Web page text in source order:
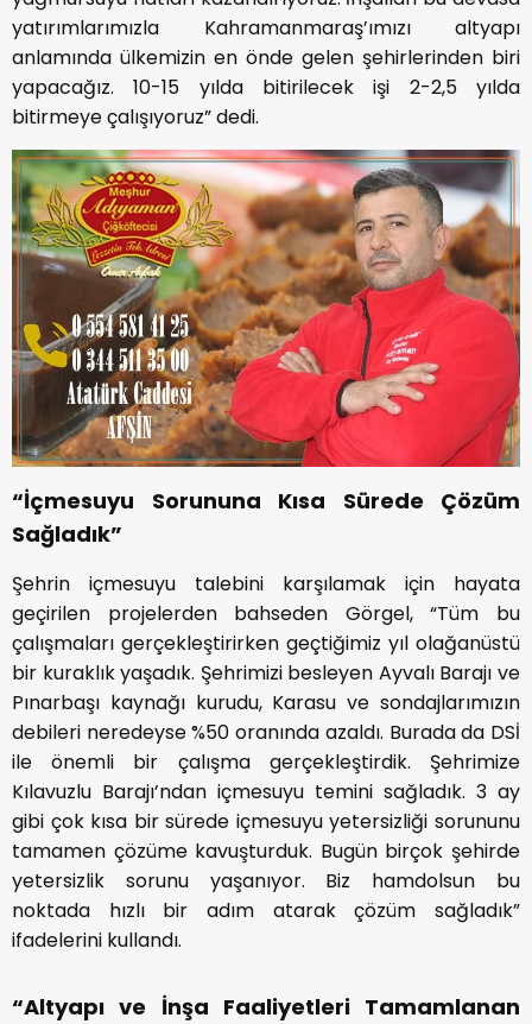
yatırımlarımızla Kahramanmaraş’ımızı altyapı
anlamında ülkemizin en önde gelen şehirlerinden biri
yapacağız. 10-15 yılda bitirilecek işi 2-2,5 yılda
bitirmeye çalışıyoruz” dedi.
“İçmesuyu Sorununa Kısa Sürede Çözüm
Sağladık”
Şehrin içmesuyu talebini karşılamak için hayata
geçirilen projelerden bahseden Görgel, “Tüm bu
çalışmaları gerçekleştirirken geçtiğimiz yıl olağanüstü
bir kuraklık yaşadık. Şehrimizi besleyen Ayvalı Barajı ve
Pınarbaşı kaynağı kurudu, Karasu ve sondajlarımızın
debileri neredeyse %50 oranında azaldı. Burada da DSİ
ile önemli bir çalışma gerçekleştirdik. Şehrimize
Kılavuzlu Barajı’ndan içmesuyu temini sağladık. 3 ay
gibi çok kısa bir sürede içmesuyu yetersizliği sorununu
tamamen çözüme kavuşturduk. Bugün birçok şehirde
yetersizlik sorunu yaşanıyor. Biz hamdolsun bu
noktada hızlı bir adım atarak çözüm sağladık”
ifadelerini kullandı.
“Altyapı ve İnşa Faaliyetleri Tamamlanan